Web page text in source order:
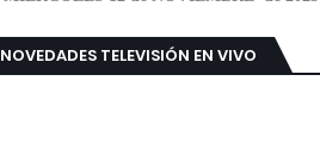
NOVEDADES TELEVISIÓN EN VIVO